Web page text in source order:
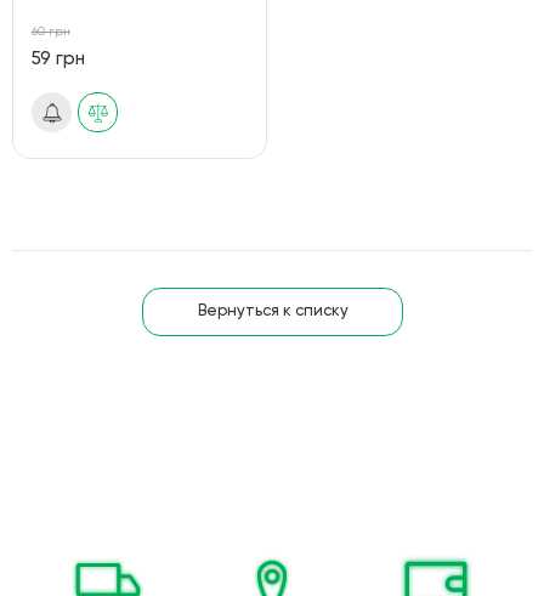
60 грн
59 грн
Вернуться к списку